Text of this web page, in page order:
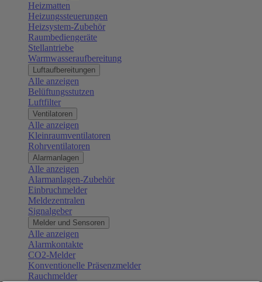
Heizmatten
Heizungssteuerungen
Heizsystem-Zubehör
Raumbediengeräte
Stellantriebe
Warmwasseraufbereitung
Luftaufbereitungen
Alle anzeigen
Belüftungsstutzen
Luftfilter
Ventilatoren
Alle anzeigen
Kleinraumventilatoren
Rohrventilatoren
Alarmanlagen
Alle anzeigen
Alarmanlagen-Zubehör
Einbruchmelder
Meldezentralen
Signalgeber
Melder und Sensoren
Alle anzeigen
Alarmkontakte
CO2-Melder
Konventionelle Präsenzmelder
Rauchmelder